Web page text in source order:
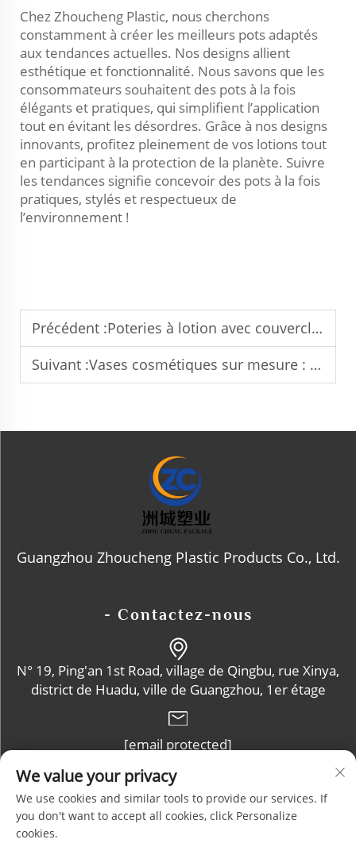
Chez Zhoucheng Plastic, nous cherchons
constamment à créer les meilleurs pots adaptés
aux tendances actuelles. Nos designs allient
esthétique et fonctionnalité. Nous savons que les
consommateurs souhaitent des pots à la fois
élégants et pratiques, qui simplifient l’application
tout en évitant les désordres. Grâce à nos designs
innovants, profitez pleinement de vos lotions tout
en participant à la protection de la planète. Suivre
les tendances signifie concevoir des pots à la fois
pratiques, stylés et respectueux de
l’environnement !
Précédent :Poteries à lotion avec couvercles : améliorer la fraîcheur des produits
Suivant :Vases cosmétiques sur mesure : options de marquage et de conception
Guangzhou Zhoucheng Plastic Products Co., Ltd.
- Contactez-nous
N° 19, Ping'an 1st Road, village de Qingbu, rue Xinya,
district de Huadu, ville de Guangzhou, 1er étage
[email protected]
+86-13632102114
We value your privacy
We use cookies and similar tools to provide our services. If
you don't want to accept all cookies, click Personalize
cookies.